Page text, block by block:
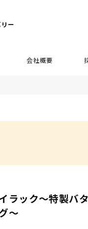
ー
会社概要
ラック～特製バ
～